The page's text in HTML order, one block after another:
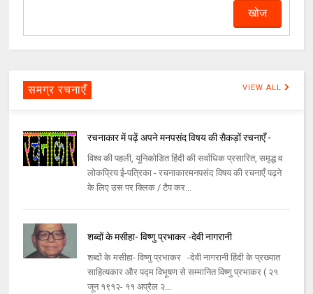
समग्र रचनाएँ VIEW ALL
रचनाकार में पढ़ें अपने मनपसंद विषय की सैकड़ों रचनाएँ -
विश्व की पहली, यूनिकोडित हिंदी की सर्वाधिक प्रसारित, समृद्ध व
लोकप्रिय ई-पत्रिका - रचनाकारमनपसंद विषय की रचनाएँ पढ़ने
के लिए उस पर क्लिक / टैप कर...
शब्दों के मसीहा- विष्णु प्रभाकर -देवी नागरानी
शब्दों के मसीहा- विष्णु प्रभाकर -देवी नागरानी हिंदी के प्रख्यात
साहित्यकार और पद्म विभूषण से सम्मानित विष्णु प्रभाकर ( २१
जून १९१२- ११ अप्रैल २...